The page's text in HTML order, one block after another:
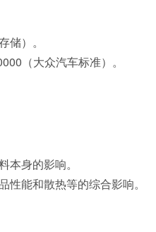
）。
（大众汽车标准）。
身的影响。
能和散热等的综合影响。